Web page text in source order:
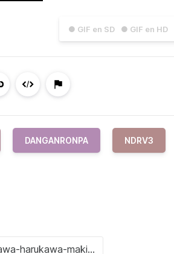
● GIF en SD ● GIF en HD
DANGANRONPA NDRV3